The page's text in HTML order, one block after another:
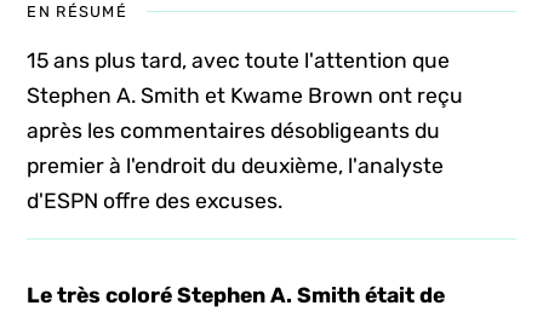
EN RÉSUMÉ
15 ans plus tard, avec toute l'attention que
Stephen A. Smith et Kwame Brown ont reçu
après les commentaires désobligeants du
premier à l'endroit du deuxième, l'analyste
d'ESPN offre des excuses.
Le très coloré Stephen A. Smith était de